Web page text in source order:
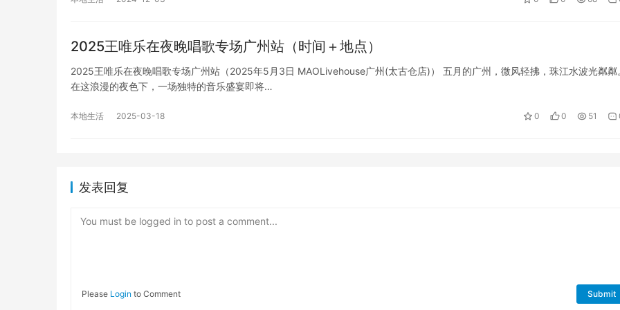
2025王唯乐在夜晚唱歌专场广州站（时间＋地点）
2025王唯乐在夜晚唱歌专场广州站（2025年5月3日 MAOLivehouse广州(太古仓店)） 五月的广州，微风轻拂，珠江水波光粼粼
在这浪漫的夜色下，一场独特的音乐盛宴即将…
本地生活 2025-03-18 0 0 51
发表回复
You must be logged in to post a comment...
Please Login to Comment Submit